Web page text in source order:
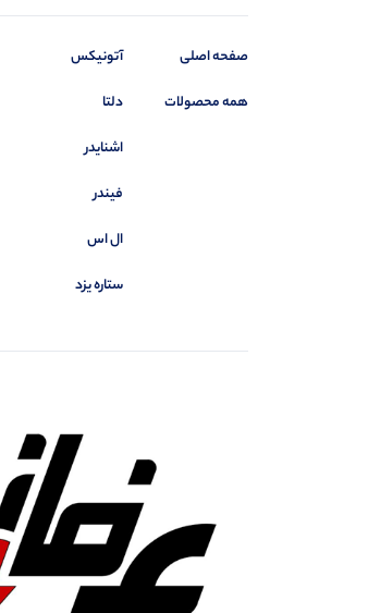
صفحه اصلی
همه محصولات
آتونیکس
دلتا
اشنایدر
فیندر
ال اس
ستاره یزد